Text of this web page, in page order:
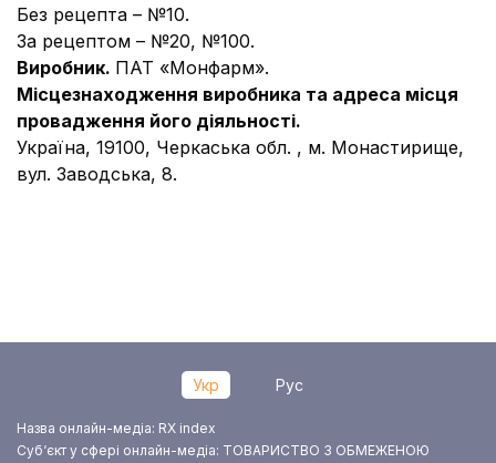
Без рецепта – №10.
За рецептом – №20, №100.
Виробник. ПАТ «Монфарм».
Місцезнаходження виробника та адреса місця
провадження його діяльності.
Україна, 19100, Черкаська обл. , м. Монастирище,
вул. Заводська, 8.
Укр Рус
Назва онлайн-медіа: RX index
Суб‘єкт у сфері онлайн-медіа: ТОВАРИСТВО З ОБМЕЖЕНОЮ